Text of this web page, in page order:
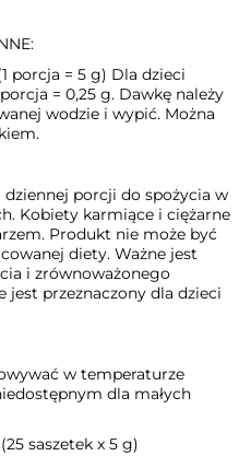
porcja = 5 g) Dla dzieci
= 0,25 g. Dawkę należy
wodzie i wypić. Można
dziennej porcji do spożycia w
Kobiety karmiące i ciężarne
Produkt nie może być
diety. Ważne jest
i zrównoważonego
jest przeznaczony dla dzieci
w temperaturze
dla małych
saszetek x 5 g)